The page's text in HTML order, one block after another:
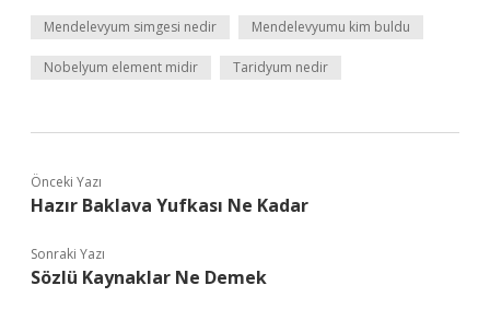
Mendelevyum simgesi nedir Mendelevyumu kim buldu
Nobelyum element midir Taridyum nedir
Önceki Yazı
Hazır Baklava Yufkası Ne Kadar
Sonraki Yazı
Sözlü Kaynaklar Ne Demek